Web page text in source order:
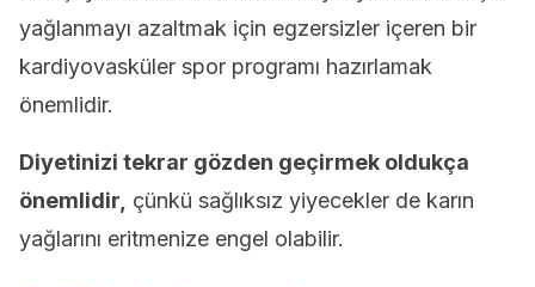
yağlanmayı azaltmak için egzersizler içeren bir
kardiyovasküler spor programı hazırlamak
önemlidir.
Diyetinizi tekrar gözden geçirmek oldukça
önemlidir, çünkü sağlıksız yiyecekler de karın
yağlarını eritmenize engel olabilir.